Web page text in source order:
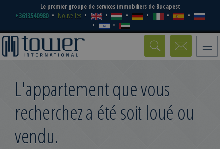
Le premier groupe de services immobiliers de Budapest
+3613540980 Nouvelles
Toggle
L'appartement que vous
recherchez a été soit loué ou
vendu.